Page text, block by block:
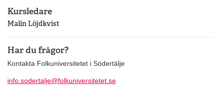
Kursledare
Malin Löjdkvist
Har du frågor?
Kontakta Folkuniversitetet i Södertälje
info.sodertalje@folkuniversitetet.se